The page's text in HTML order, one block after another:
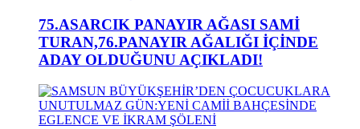
75.ASARCIK PANAYIR AĞASI SAMİ
TURAN,76.PANAYIR AĞALIĞI İÇİNDE
ADAY OLDUĞUNU AÇIKLADI!